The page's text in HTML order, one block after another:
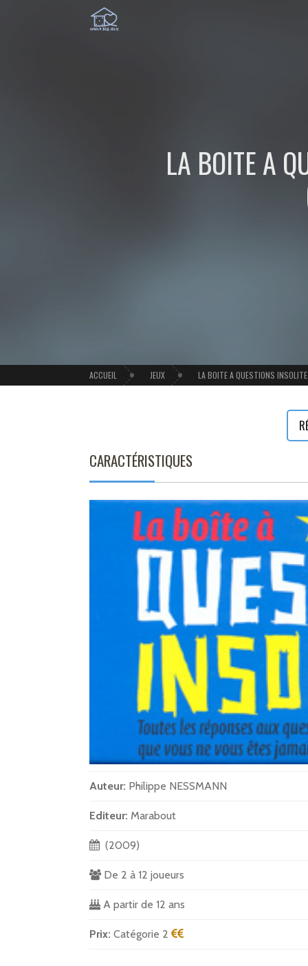
LA BOITE A
ACCUEIL JEUX LA BOITE A QUESTIONS
CARACTÉRISTIQUES
Auteur: Philippe NESSMANN
Editeur: Marabout
(2009)
De 2 à 12 joueurs
A partir de 12 ans
Prix: Catégorie 2